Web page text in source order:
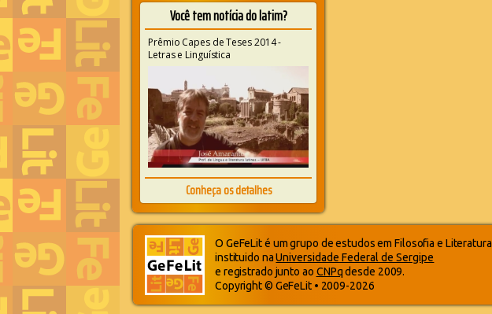
Você tem notícia do latim?
Prêmio Capes de Teses 2014 -
Letras e Linguística
Conheça os detalhes
O GeFeLit é um grupo de estudos em Filosofia e Literatura
instituido naUniversidade Federal de Sergipe
e registrado junto ao CNPqdesde 2009.
Copyright © GeFeLit • 2009-2026